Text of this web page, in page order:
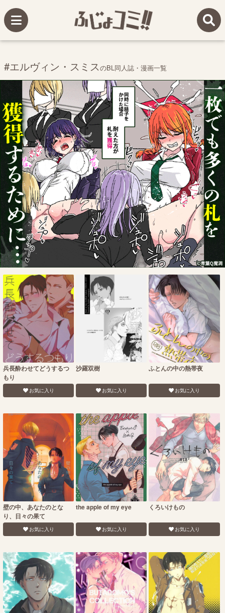
#エルヴィン・スミスのBL同人誌・漫画一覧
兵長酔わせてどうするつ
もり
お気に入り
沙羅双樹
お気に入り
ふとんの中の熱帯夜
お気に入り
壁の中、あなたのとな
り、日々の果て
お気に入り
the apple of my eye
お気に入り
くろいけもの
お気に入り